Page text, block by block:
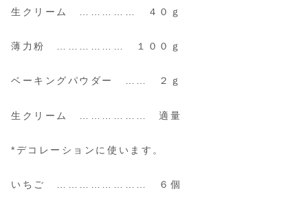
生クリーム …………… ４０ｇ
薄力粉 ……………… １００ｇ
ベーキングパウダー …… ２ｇ
生クリーム ……………… 適量
*デコレーションに使います。
いちご …………………… ６個